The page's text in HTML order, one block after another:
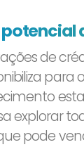
de
para
explorar
pode